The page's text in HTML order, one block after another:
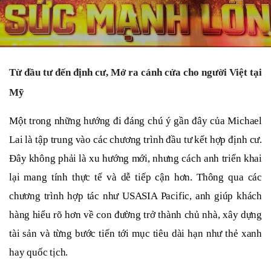
Từ đầu tư đến định cư, Mở ra cánh cửa cho người Việt tại
Mỹ
Một trong những hướng đi đáng chú ý gần đây của Michael
Lai là tập trung vào các chương trình đầu tư kết hợp định cư.
Đây không phải là xu hướng mới, nhưng cách anh triển khai
lại mang tính thực tế và dễ tiếp cận hơn. Thông qua các
chương trình hợp tác như USASIA Pacific, anh giúp khách
hàng hiểu rõ hơn về con đường trở thành chủ nhà, xây dựng
tài sản và từng bước tiến tới mục tiêu dài hạn như thẻ xanh
hay quốc tịch.